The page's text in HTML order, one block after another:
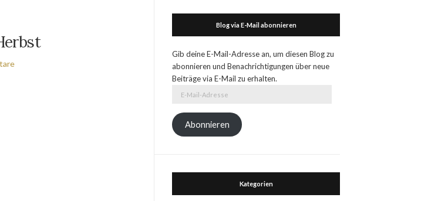
Blog via E-Mail abonnieren
Gib deine E-Mail-Adresse an, um diesen Blog zu
abonnieren und Benachrichtigungen über neue
Beiträge via E-Mail zu erhalten.
Adresse
Abonnieren
Kategorien